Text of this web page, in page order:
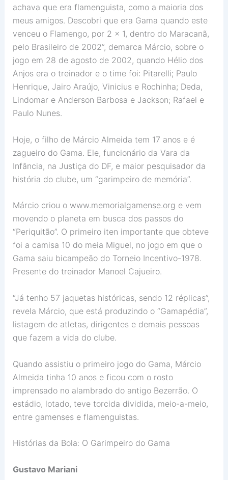
achava que era flamenguista, como a maioria dos
meus amigos. Descobri que era Gama quando este
venceu o Flamengo, por 2 x 1, dentro do Maracanã,
pelo Brasileiro de 2002”, demarca Márcio, sobre o
jogo em 28 de agosto de 2002, quando Hélio dos
Anjos era o treinador e o time foi: Pitarelli; Paulo
Henrique, Jairo Araújo, Vinicius e Rochinha; Deda,
Lindomar e Anderson Barbosa e Jackson; Rafael e
Paulo Nunes.
Hoje, o filho de Márcio Almeida tem 17 anos e é
zagueiro do Gama. Ele, funcionário da Vara da
Infância, na Justiça do DF, e maior pesquisador da
história do clube, um “garimpeiro de memória”.
Márcio criou o www.memorialgamense.org e vem
movendo o planeta em busca dos passos do
“Periquitão”. O primeiro iten importante que obteve
foi a camisa 10 do meia Miguel, no jogo em que o
Gama saiu bicampeão do Torneio Incentivo-1978.
Presente do treinador Manoel Cajueiro.
“Já tenho 57 jaquetas históricas, sendo 12 réplicas”,
revela Márcio, que está produzindo o “Gamapédia”,
listagem de atletas, dirigentes e demais pessoas
que fazem a vida do clube.
Quando assistiu o primeiro jogo do Gama, Márcio
Almeida tinha 10 anos e ficou com o rosto
imprensado no alambrado do antigo Bezerrão. O
estádio, lotado, teve torcida dividida, meio-a-meio,
entre gamenses e flamenguistas.
Histórias da Bola: O Garimpeiro do Gama
Gustavo Mariani